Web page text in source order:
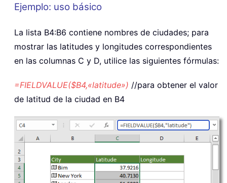
Ejemplo: uso básico
La lista B4:B6 contiene nombres de ciudades; para
mostrar las latitudes y longitudes correspondientes
en las columnas C y D, utilice las siguientes fórmulas:
=FIELDVALUE($B4,«latitude») //para obtener el valor
de latitud de la ciudad en B4